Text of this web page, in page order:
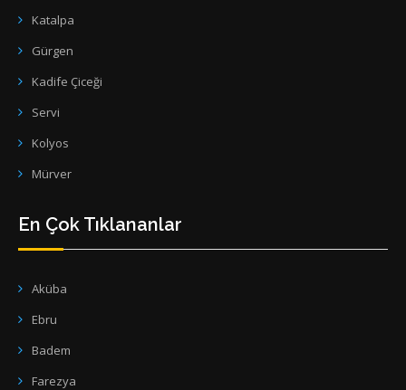
Katalpa
Gürgen
Kadife Çiceği
Servi
Kolyos
Mürver
En Çok Tıklananlar
Aküba
Ebru
Badem
Farezya